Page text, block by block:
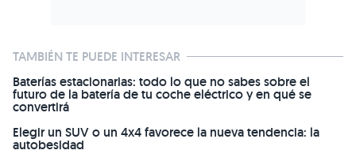
TAMBIÉN TE PUEDE INTERESAR
Baterías estacionarias: todo lo que no sabes sobre el
futuro de la batería de tu coche eléctrico y en qué se
convertirá
Elegir un SUV o un 4x4 favorece la nueva tendencia: la
autobesidad